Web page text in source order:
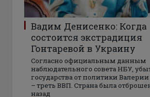
Вадим Денисенко: Когда
состоится экстрадиция
Гонтаревой в Украину
Согласно официальным данным
наблюдательного совета НБУ,
государства от политики
– треть ВВП. Страна была
назад